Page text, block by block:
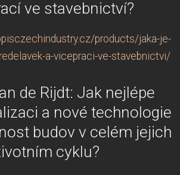
ve stavebnictví?
products/jaka-je-
a-vicepraci-ve-stavebnictvi/
de Rijdt: Jak nejlépe
a nové technologie
budov v celém jejich
cyklu?